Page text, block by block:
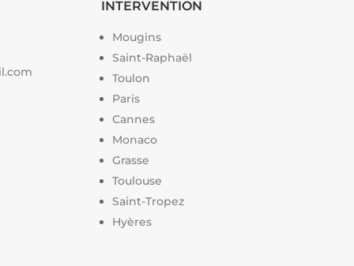
INTERVENTION
Mougins
Saint-Raphaël
Toulon
Paris
Cannes
Monaco
Grasse
Toulouse
Saint-Tropez
Hyères